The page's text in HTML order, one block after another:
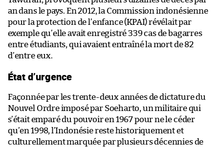
an dans le pays. En 2012, la Commission indonésienne
pour la protection de l’enfance (KPAI) révélait par
exemple qu’elle avait enregistré 339 cas de bagarres
entre étudiants, qui avaient entraîné la mort de 82
d’entre eux.
État d’urgence
Façonnée par les trente-deux années de dictature du
Nouvel Ordre imposé par Soeharto, un militaire qui
s’était emparé du pouvoir en 1967 pour ne le céder
qu’en 1998, l’Indonésie reste historiquement et
culturellement marquée par plusieurs décennies de